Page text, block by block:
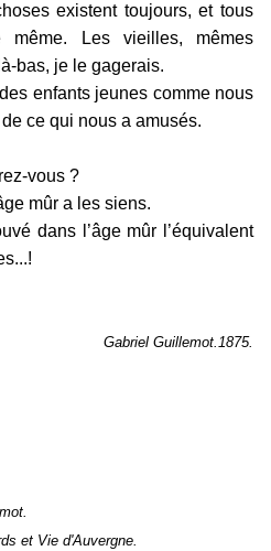
existent toujours, et tous
Les vieilles, mêmes
bas, je le gagerais.
enfants jeunes comme nous
de ce qui nous a amusés.
vous ?
mûr a les siens.
dans l’âge mûr l’équivalent
Gabriel Guillemot.1875.
Vie d'Auvergne.